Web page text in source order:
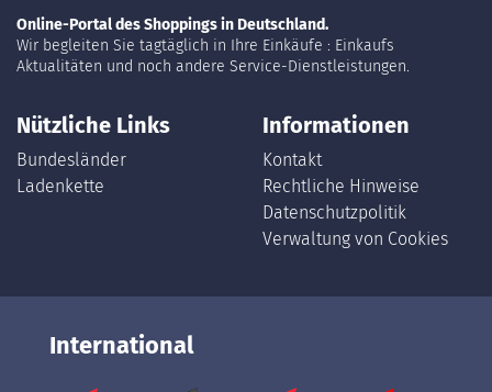
Online-Portal des Shoppings in Deutschland.
Wir begleiten Sie tagtäglich in Ihre Einkäufe : Einkaufs
Aktualitäten und noch andere Service-Dienstleistungen.
Nützliche Links
Bundesländer
Ladenkette
Informationen
Kontakt
Rechtliche Hinweise
Datenschutzpolitik
Verwaltung von Cookies
International